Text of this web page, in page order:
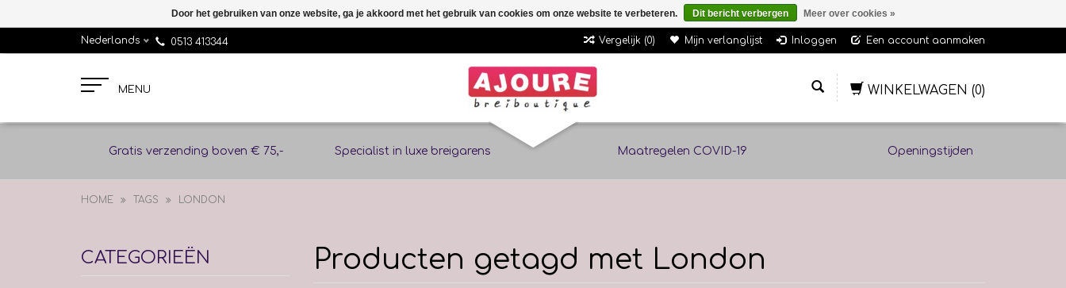
Nederlands 0513 413344 Vergelijk (0) Mijn verlanglijst Inloggen Een account aanmaken
MENU WINKELWAGEN (0)
Gratis verzending boven € 75,- Specialist in luxe breigarens Maatregelen COVID-19 Openingstijden
HOME TAGS LONDON
CATEGORIEËN Producten getagd met London
Door het gebruiken van onze website, ga je akkoord met het gebruik van cookies om onze website te verbeteren. Dit bericht verbergen Meer over cookies »